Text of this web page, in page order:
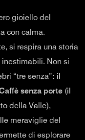
gioiello del
con calma.
si respira una storia
Non si
“tre senza”: il
senza porte (il
della Valle),
meraviglie del
di esplorare